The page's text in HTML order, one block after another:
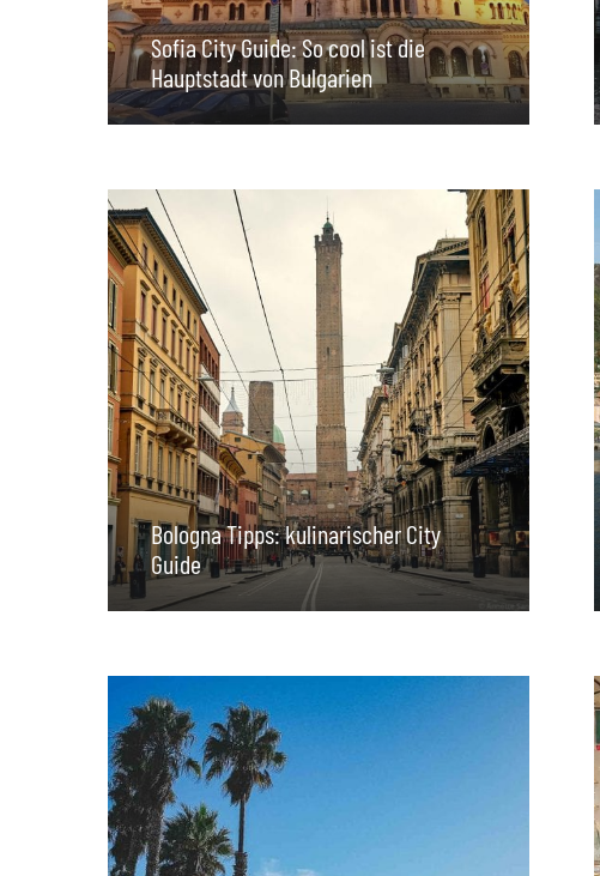
Sofia City Guide: So cool ist die
Hauptstadt von Bulgarien
Bologna Tipps: kulinarischer City
Guide